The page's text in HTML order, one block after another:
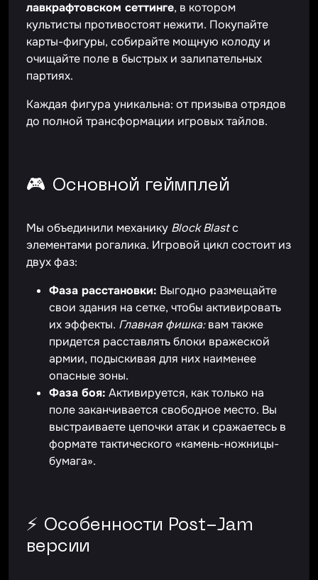
лавкрафтовском сеттинге, в котором
культисты противостоят нежити. Покупайте
карты-фигуры, собирайте мощную колоду и
очищайте поле в быстрых и залипательных
партиях.
Каждая фигура уникальна: от призыва отрядов
до полной трансформации игровых тайлов.
🎮 Основной геймплей
Мы объединили механику Block Blastс
элементами рогалика. Игровой цикл состоит из
двух фаз:
Фаза расстановки: Выгодно размещайте
свои здания на сетке, чтобы активировать
их эффекты. Главная фишка:вам также
придется расставлять блоки вражеской
армии, подыскивая для них наименее
опасные зоны.
Фаза боя: Активируется, как только на
поле заканчивается свободное место. Вы
выстраиваете цепочки атак и сражаетесь в
формате тактического «камень-ножницы-
бумага».
⚡ Особенности Post-Jam
версии